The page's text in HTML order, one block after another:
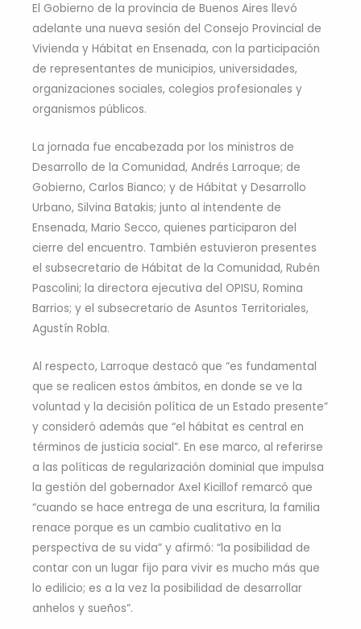
El Gobierno de la provincia de Buenos Aires llevó
adelante una nueva sesión del Consejo Provincial de
Vivienda y Hábitat en Ensenada, con la participación
de representantes de municipios, universidades,
organizaciones sociales, colegios profesionales y
organismos públicos.
La jornada fue encabezada por los ministros de
Desarrollo de la Comunidad, Andrés Larroque; de
Gobierno, Carlos Bianco; y de Hábitat y Desarrollo
Urbano, Silvina Batakis; junto al intendente de
Ensenada, Mario Secco, quienes participaron del
cierre del encuentro. También estuvieron presentes
el subsecretario de Hábitat de la Comunidad, Rubén
Pascolini; la directora ejecutiva del OPISU, Romina
Barrios; y el subsecretario de Asuntos Territoriales,
Agustín Robla.
Al respecto, Larroque destacó que “es fundamental
que se realicen estos ámbitos, en donde se ve la
voluntad y la decisión política de un Estado presente”
y consideró además que “el hábitat es central en
términos de justicia social”. En ese marco, al referirse
a las políticas de regularización dominial que impulsa
la gestión del gobernador Axel Kicillof remarcó que
“cuando se hace entrega de una escritura, la familia
renace porque es un cambio cualitativo en la
perspectiva de su vida” y afirmó: “la posibilidad de
contar con un lugar fijo para vivir es mucho más que
lo edilicio; es a la vez la posibilidad de desarrollar
anhelos y sueños”.